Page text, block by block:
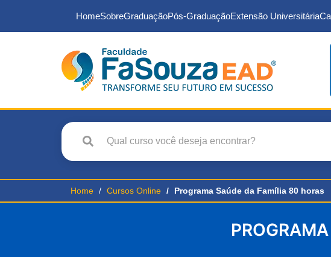
HomeSobreGraduaçãoPós-GraduaçãoExtensão Universitária
Home Cursos Online Programa Saúde da Família 80 horas